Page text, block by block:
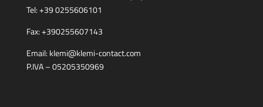
Tel:+39 0255606101
Fax:+390255607143
Email: klemi@klemi-contact.com
P.IVA – 05205350969